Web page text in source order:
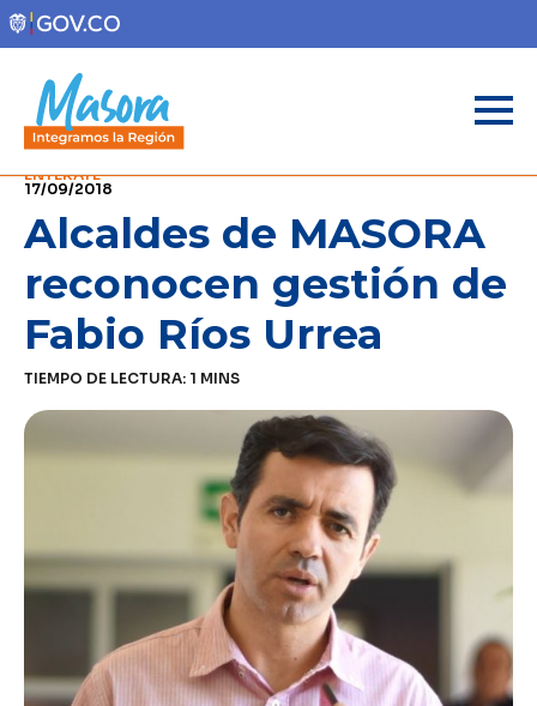
ENTÉRATE
17/09/2018
Alcaldes de MASORA
reconocen gestión de
Fabio Ríos Urrea
TIEMPO DE LECTURA: 1 MINS